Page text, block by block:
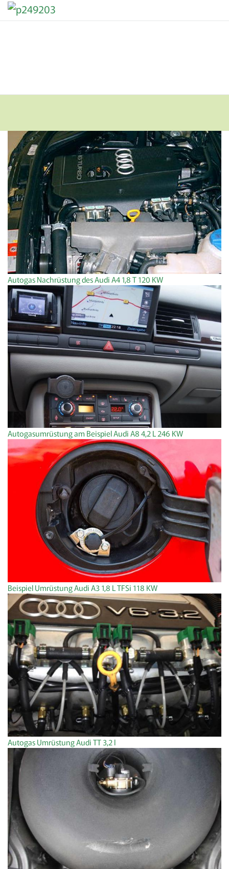
Autogas Nachrüstung des Audi A4 1,8 T 120 KW
Autogasumrüstung am Beispiel Audi A8 4,2 L 246 KW
Beispiel Umrüstung Audi A3 1,8 L TFSi 118 KW
Autogas Umrüstung Audi TT 3,2 l